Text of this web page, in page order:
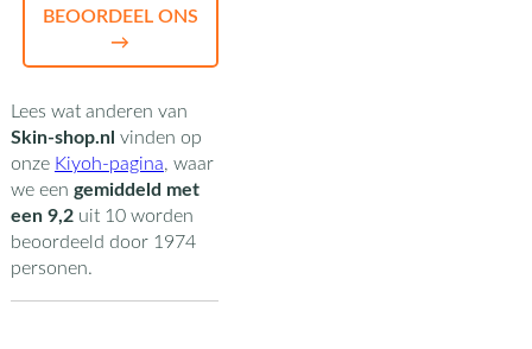
BEOORDEEL ONS
→
Lees wat anderen van
Skin-shop.nl vinden op
onze Kiyoh-pagina, waar
we een gemiddeld met
een 9,2uit 10worden
beoordeeld door 1974
personen.